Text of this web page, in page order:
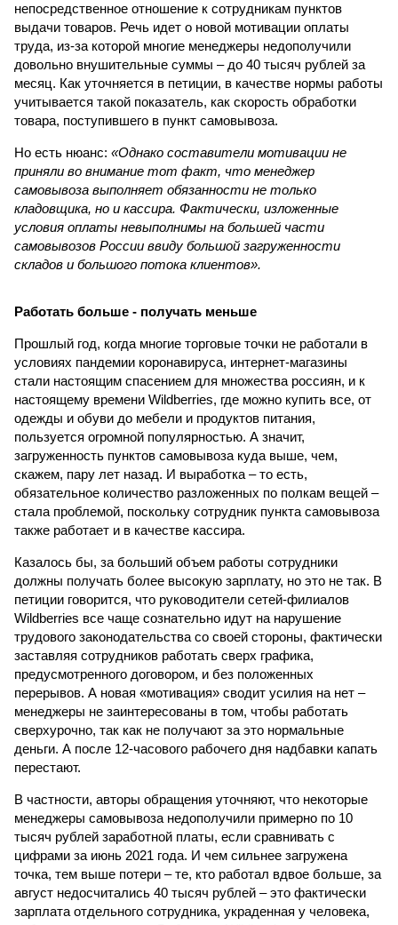
непосредственное отношение к сотрудникам пунктов
выдачи товаров. Речь идет о новой мотивации оплаты
труда, из-за которой многие менеджеры недополучили
довольно внушительные суммы – до 40 тысяч рублей за
месяц. Как уточняется в петиции, в качестве нормы работы
учитывается такой показатель, как скорость обработки
товара, поступившего в пункт самовывоза.
Но есть нюанс: «Однако составители мотивации не
приняли во внимание тот факт, что менеджер
самовывоза выполняет обязанности не только
кладовщика, но и кассира. Фактически, изложенные
условия оплаты невыполнимы на большей части
самовывозов России ввиду большой загруженности
складов и большого потока клиентов».
Работать больше - получать меньше
Прошлый год, когда многие торговые точки не работали в
условиях пандемии коронавируса, интернет-магазины
стали настоящим спасением для множества россиян, и к
настоящему времени Wildberries, где можно купить все, от
одежды и обуви до мебели и продуктов питания,
пользуется огромной популярностью. А значит,
загруженность пунктов самовывоза куда выше, чем,
скажем, пару лет назад. И выработка – то есть,
обязательное количество разложенных по полкам вещей –
стала проблемой, поскольку сотрудник пункта самовывоза
также работает и в качестве кассира.
Казалось бы, за больший объем работы сотрудники
должны получать более высокую зарплату, но это не так. В
петиции говорится, что руководители сетей-филиалов
Wildberries все чаще сознательно идут на нарушение
трудового законодательства со своей стороны, фактически
заставляя сотрудников работать сверх графика,
предусмотренного договором, и без положенных
перерывов. А новая «мотивация» сводит усилия на нет –
менеджеры не заинтересованы в том, чтобы работать
сверхурочно, так как не получают за это нормальные
деньги. А после 12-часового рабочего дня надбавки капать
перестают.
В частности, авторы обращения уточняют, что некоторые
менеджеры самовывоза недополучили примерно по 10
тысяч рублей заработной платы, если сравнивать с
цифрами за июнь 2021 года. И чем сильнее загружена
точка, тем выше потери – те, кто работал вдвое больше, за
август недосчитались 40 тысяч рублей – это фактически
зарплата отдельного сотрудника, украденная у человека,